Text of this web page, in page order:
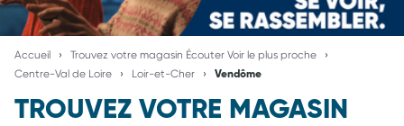
Accueil
Trouvez votre magasin Écouter Voir le plus proche
Centre-Val de Loire
Loir-et-Cher Vendôme
TROUVEZ VOTRE MAGASIN